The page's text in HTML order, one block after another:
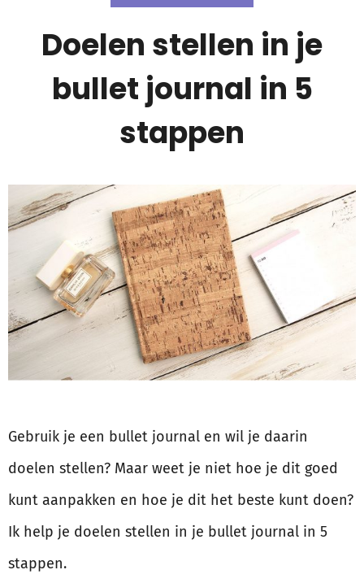
Doelen stellen in je
bullet journal in 5
stappen
Gebruik je een bullet journal en wil je daarin
doelen stellen? Maar weet je niet hoe je dit goed
kunt aanpakken en hoe je dit het beste kunt doen?
Ik help je doelen stellen in je bullet journal in 5
stappen.